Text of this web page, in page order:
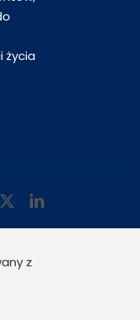
życia
LinkedIn
z